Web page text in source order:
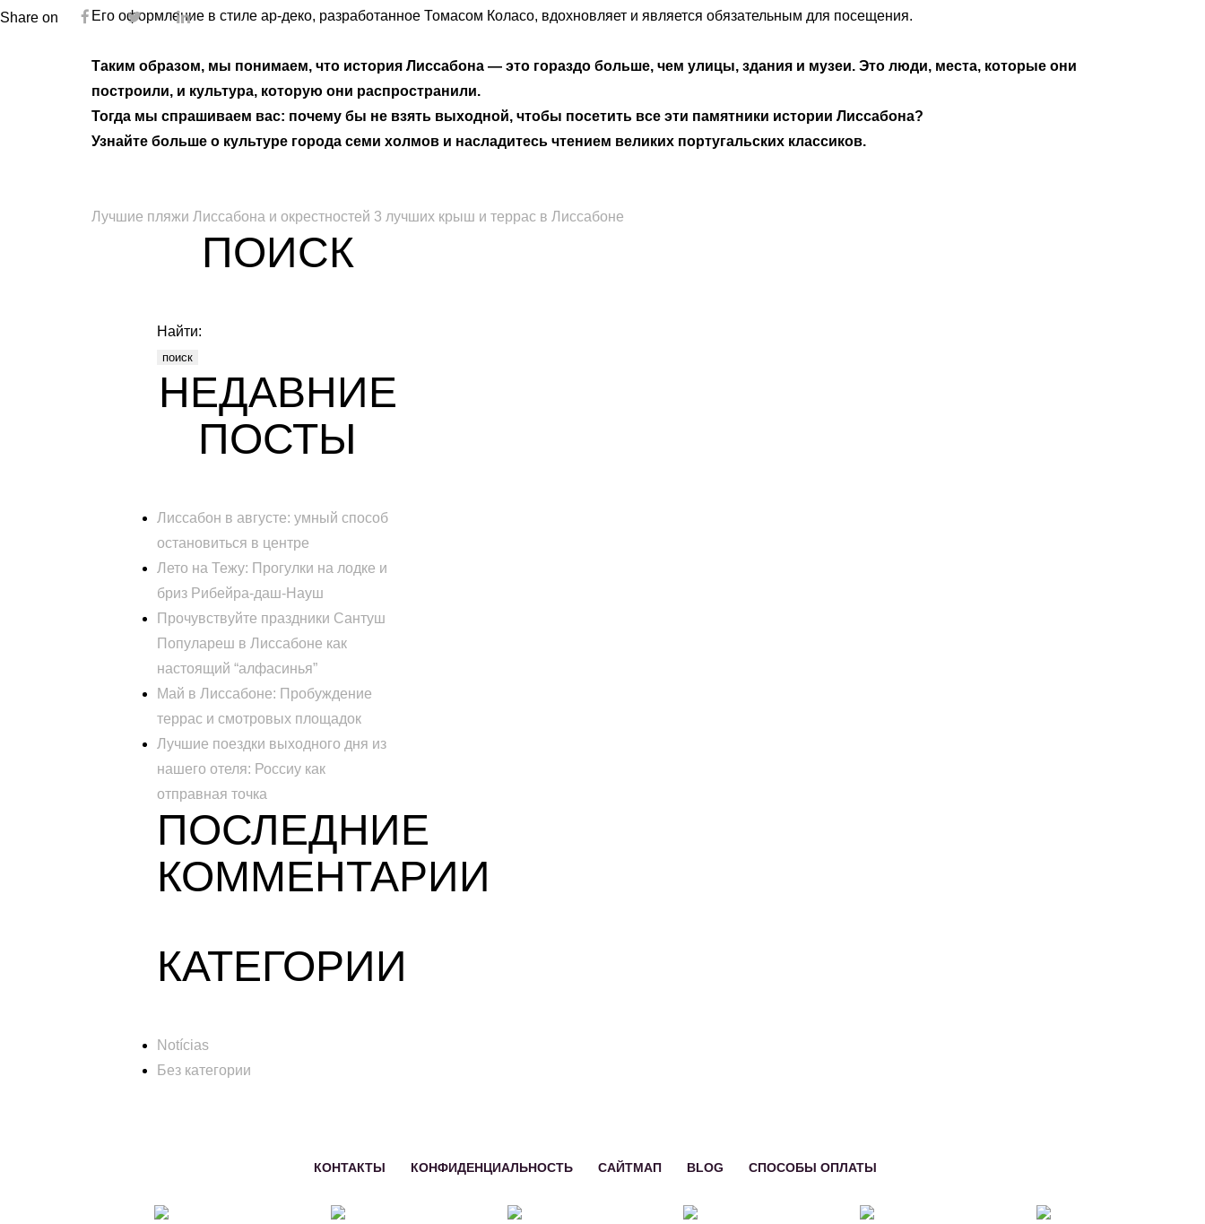
Его оформление в стиле ар-деко, разработанное Томасом Коласо, вдохновляет и является обязательным для посещения.
Таким образом, мы понимаем, что история Лиссабона — это гораздо больше, чем улицы, здания и музеи. Это люди, места, которые они
построили, и культура, которую они распространили.
Тогда мы спрашиваем вас: почему бы не взять выходной, чтобы посетить все эти памятники истории Лиссабона?
Узнайте больше о культуре города семи холмов и насладитесь чтением великих португальских классиков.
Лучшие пляжи Лиссабона и окрестностей 3 лучших крыш и террас в Лиссабоне
ПОИСК
Найти:
НЕДАВНИЕ
ПОСТЫ
Лиссабон в августе: умный способ
остановиться в центре
Лето на Тежу: Прогулки на лодке и
бриз Рибейра-даш-Науш
Прочувствуйте праздники Сантуш
Популареш в Лиссабоне как
настоящий “алфасинья”
Май в Лиссабоне: Пробуждение
террас и смотровых площадок
Лучшие поездки выходного дня из
нашего отеля: Россиу как
отправная точка
ПОСЛЕДНИЕ
КОММЕНТАРИИ
КАТЕГОРИИ
Notícias
Без категории
КОНТАКТЫ КОНФИДЕНЦИАЛЬНОСТЬ САЙТМАП BLOG СПОСОБЫ ОПЛАТЫ
Share on